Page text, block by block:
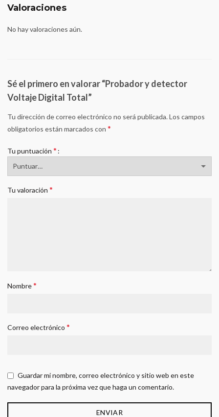
Valoraciones
No hay valoraciones aún.
Sé el primero en valorar “Probador y detector
Voltaje Digital Total”
Tu dirección de correo electrónico no será publicada.Los campos
obligatorios están marcados con *
Tu puntuación *
Tu valoración *
Nombre*
Correo electrónico *
Guardar mi nombre, correo electrónico y sitio web en este
navegador para la próxima vez que haga un comentario.